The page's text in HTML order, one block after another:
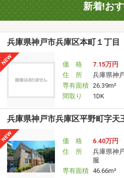
新着!お
兵庫県神戸市兵庫区本町１丁目
価 格
7.15万円
住 所
兵庫県神
専有面積 26.39m²
間取り
1DK
兵庫県神戸市兵庫区平野町字天
価 格
6.40万円
住 所
兵庫県神
服
専有面積 46.66m²